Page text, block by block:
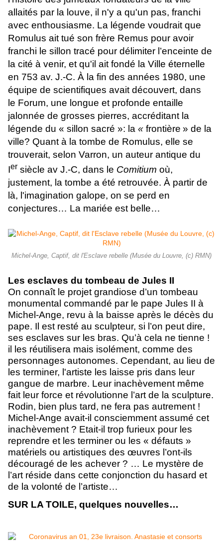
allaités par la louve, il n'y a qu'un pas, franchi
avec enthousiasme. La légende voudrait que
Romulus ait tué son frère Remus pour avoir
franchi le sillon tracé pour délimiter l’enceinte de
la cité à venir, et qu'il ait fondé la Ville éternelle
en 753 av. J.-C. À la fin des années 1980, une
équipe de scientifiques avait découvert, dans
le Forum, une longue et profonde entaille
jalonnée de grosses pierres, accréditant la
légende du « sillon sacré »: la « frontière » de la
ville? Quant à la tombe de Romulus, elle se
trouverait, selon Varron, un auteur antique du
Ier siècle av J.-C, dans le Comitium où,
justement, la tombe a été retrouvée. À partir de
là, l'imagination galope, on se perd en
conjectures… La mariée est belle…
Michel-Ange, Captif, dit l'Esclave rebelle (Musée du Louvre, (c) RMN)
Les esclaves du tombeau de Jules II
On connaît le projet grandiose d’un tombeau
monumental commandé par le pape Jules II à
Michel-Ange, revu à la baisse après le décès du
pape. Il est resté au sculpteur, si l’on peut dire,
ses esclaves sur les bras. Qu’à cela ne tienne !
il les réutilisera mais isolément, comme des
personnages autonomes. Cependant, au lieu de
les terminer, l'artiste les laisse pris dans leur
gangue de marbre. Leur inachèvement même
fait leur force et révolutionne l’art de la sculpture.
Rodin, bien plus tard, ne fera pas autrement !
Michel-Ange avait-il consciemment assumé cet
inachèvement ? Etait-il trop furieux pour les
reprendre et les terminer ou les « défauts »
matériels ou artistiques des œuvres l’ont-ils
découragé de les achever ? … Le mystère de
l’art réside dans cette conjonction du hasard et
de la volonté de l’artiste…
SUR LA TOILE, quelques nouvelles…